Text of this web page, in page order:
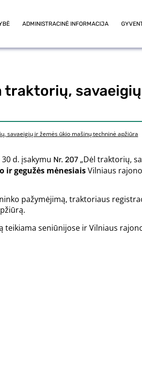
ADMINISTRACINĖ INFORMACIJA
savaeigių ir žemės ūkio mašinų techninė apžiūra
d. įsakymu Nr. 207 „Dėl traktorių,
ir gegužės mėnesiaisVilniaus
pažymėjimą, traktoriaus
seniūnijose ir Vilniaus